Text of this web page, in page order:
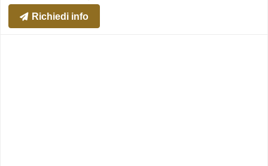
Richiedi info